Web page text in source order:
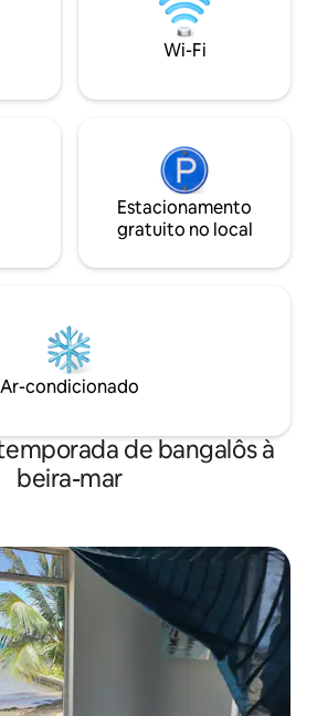
e vivenciar a
viajantes de
crianças).
Wi-Fi
Estacionamento
gratuito no local
Ar-condicionado
de bangalôs à
beira-mar